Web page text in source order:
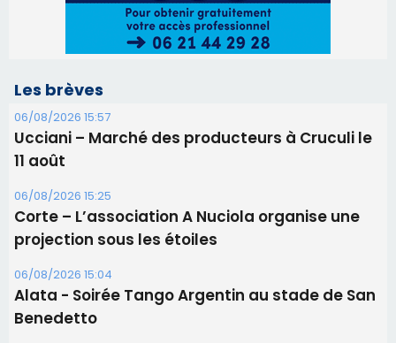
Les brèves
06/08/2026 15:57
Ucciani – Marché des producteurs à Cruculi le
11 août
06/08/2026 15:25
Corte – L’association A Nuciola organise une
projection sous les étoiles
06/08/2026 15:04
Alata - Soirée Tango Argentin au stade de San
Benedetto